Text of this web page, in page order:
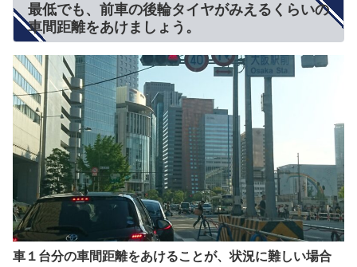
最低でも、前車の後輪タイヤがみえるくらいの
車間距離をあけましょう。
車１台分の車間距離をあけることが、状況に難しい場合